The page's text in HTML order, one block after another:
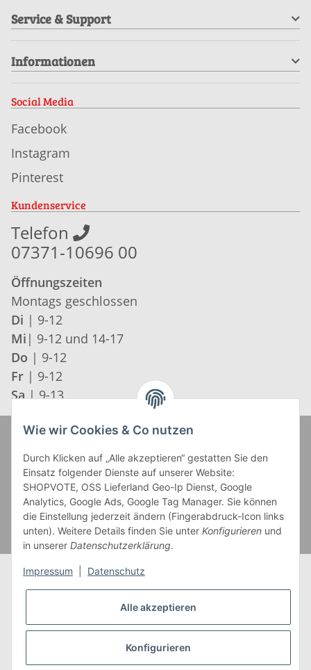
Service & Support
Informationen
Social Media
Facebook
Instagram
Pinterest
Kundenservice
Telefon
07371-10696 00
Öffnungszeiten
Montags geschlossen
Di | 9-12
Mi | 9-12 und 14-17
Do | 9-12
Fr | 9-12
Sa | 9-13
* Alle Preise inkl. gesetzlicher USt., zzgl.Versand
** Gilt für Lieferungen innerhalb Deutschlands,
Lieferzeiten für andere Länder entnehmen Sie bitte
Wie wir Cookies & Co nutzen
Durch Klicken auf „Alle akzeptieren“ gestatten Sie den
Einsatz folgender Dienste auf unserer Website:
SHOPVOTE, OSS Lieferland Geo-Ip Dienst, Google
Analytics, Google Ads, Google Tag Manager. Sie können
die Einstellung jederzeit ändern (Fingerabdruck-Icon links
unten). Weitere Details finden Sie unter Konfigurieren und
in unserer Datenschutzerklärung.
Impressum Datenschutz
Alle akzeptieren
Konfigurieren